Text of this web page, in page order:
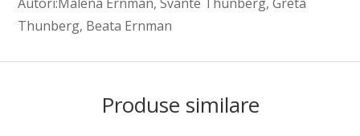
Thunberg, Beata Ernman
Produse similare